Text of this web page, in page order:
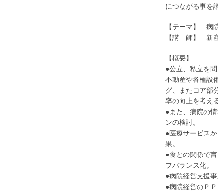
につながる事を
【テーマ】 病
【講 師】 新
【概要】
●公立、私立を
不動産や各種設
グ、またコア部
率の向上を考え
●また、病院の
ンの検討。
●医療サービス
果。
●食との関係で
フバランス化。
●病院経営支援
●病院経営のＰ